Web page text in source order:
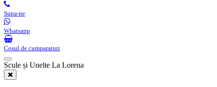
Suna-ne
Whatsapp
Cosul de cumparaturi
Scule și Unelte La Lorena